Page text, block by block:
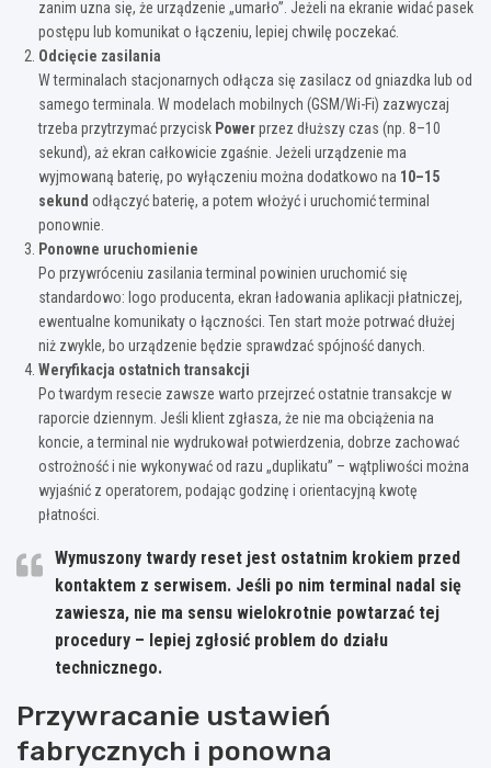
zanim uzna się, że urządzenie „umarło”. Jeżeli na ekranie widać pasek
postępu lub komunikat o łączeniu, lepiej chwilę poczekać.
Odcięcie zasilania
W terminalach stacjonarnych odłącza się zasilacz od gniazdka lub od
samego terminala. W modelach mobilnych (GSM/Wi-Fi) zazwyczaj
trzeba przytrzymać przycisk Powerprzez dłuższy czas (np. 8–10
sekund), aż ekran całkowicie zgaśnie. Jeżeli urządzenie ma
wyjmowaną baterię, po wyłączeniu można dodatkowo na 10–15
sekund odłączyć baterię, a potem włożyć i uruchomić terminal
ponownie.
Ponowne uruchomienie
Po przywróceniu zasilania terminal powinien uruchomić się
standardowo: logo producenta, ekran ładowania aplikacji płatniczej,
ewentualne komunikaty o łączności. Ten start może potrwać dłużej
niż zwykle, bo urządzenie będzie sprawdzać spójność danych.
Weryfikacja ostatnich transakcji
Po twardym resecie zawsze warto przejrzeć ostatnie transakcje w
raporcie dziennym. Jeśli klient zgłasza, że nie ma obciążenia na
koncie, a terminal nie wydrukował potwierdzenia, dobrze zachować
ostrożność i nie wykonywać od razu „duplikatu” – wątpliwości można
wyjaśnić z operatorem, podając godzinę i orientacyjną kwotę
płatności.
Wymuszony twardy reset jest ostatnim krokiem przed
kontaktem z serwisem. Jeśli po nim terminal nadal się
zawiesza, nie ma sensu wielokrotnie powtarzać tej
procedury – lepiej zgłosić problem do działu
technicznego.
Przywracanie ustawień
fabrycznych i ponowna